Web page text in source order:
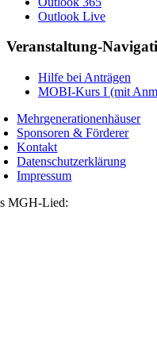
Outlook Live
Veranstaltung-
Hilfe bei Anträgen
MOBI-Kurs I (mit
Mehrgenerationenhäuser
Sponsoren & Förderer
Kontakt
Datenschutzerklärung
Impressum
MGH-Lied: